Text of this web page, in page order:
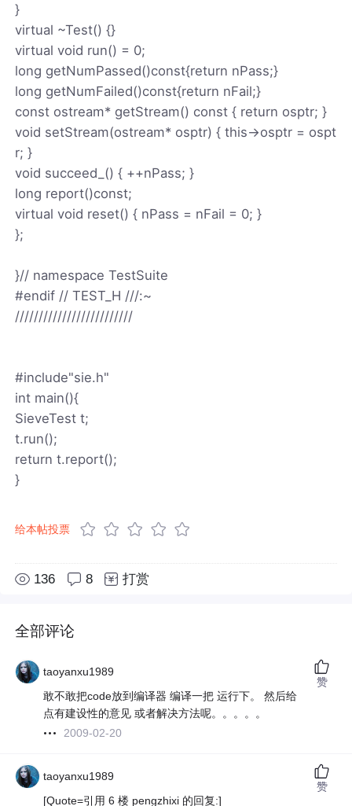
}
virtual ~Test() {}
virtual void run() = 0;
long getNumPassed()const{return nPass;}
long getNumFailed()const{return nFail;}
const ostream* getStream() const { return osptr; }
void setStream(ostream* osptr) { this->osptr = ospt
r; }
void succeed_() { ++nPass; }
long report()const;
virtual void reset() { nPass = nFail = 0; }
};
}// namespace TestSuite
#endif // TEST_H ///:~
/////////////////////////
#include"sie.h"
int main(){
SieveTest t;
t.run();
return t.report();
}
给本帖投票
136 8 打赏
全部评论
taoyanxu1989
敢不敢把code放到编译器 编译一把 运行下。 然后给
点有建设性的意见 或者解决方法呢。。。。。
2009-02-20
赞
taoyanxu1989
[Quote=引用 6 楼 pengzhixi 的回复:]
赞